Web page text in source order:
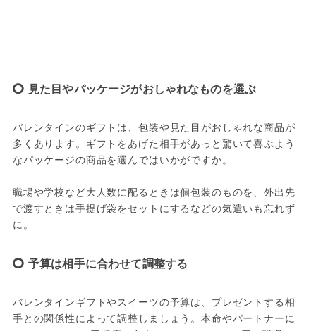
見た目やパッケージがおしゃれなものを選ぶ
バレンタインのギフトは、包装や見た目がおしゃれな商品が
多くあります。ギフトをあげた相手があっと驚いて喜ぶよう
なパッケージの商品を選んではいかがですか。
職場や学校など大人数に配るときは個包装のものを、外出先
で渡すときは手提げ袋をセットにするなどの気遣いも忘れず
に。
予算は相手に合わせて調整する
バレンタインギフトやスイーツの予算は、プレゼントする相
手との関係性によって調整しましょう。本命やパートナーに